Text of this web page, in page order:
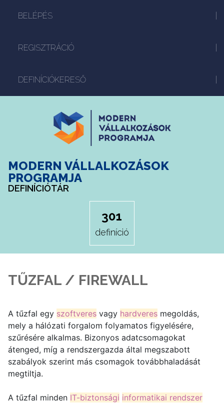
BELÉPÉS
REGISZTRÁCIÓ
DEFINÍCIÓKERESŐ
MODERN VÁLLALKOZÁSOK
PROGRAMJA
DEFINÍCIÓTÁR
301
definíció
TŰZFAL / FIREWALL
A tűzfal egy szoftveres vagy hardveres megoldás,
mely a hálózati forgalom folyamatos figyelésére,
szűrésére alkalmas. Bizonyos adatcsomagokat
átenged, míg a rendszergazda által megszabott
szabályok szerint más csomagok továbbhaladását
megtiltja.
A tűzfal minden IT-biztonsági informatikai rendszer